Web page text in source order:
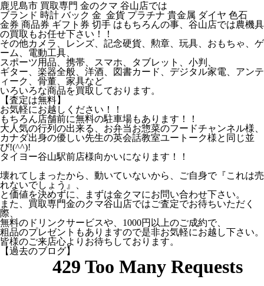
鹿児島市 買取専門 金のクマ 谷山店では
ブランド 時計 バック 金 金貨 プラチナ 貴金属 ダイヤ 色石
金券 商品券 ギフト券 切手 はもちろんの事、谷山店では農機具
の買取もお任せ下さい！！
その他カメラ、レンズ、記念硬貨、勲章、玩具、おもちゃ、ゲ
ーム、電動工具、
スポーツ用品、携帯、スマホ、タブレット、小判、
ギター、楽器全般、洋酒、図書カード、デジタル家電、アンテ
ィーク、骨董、家具など
いろいろな商品を買取しております。
【査定は無料】
お気軽にお越しください！！
もちろん店舗前に無料の駐車場もあります！！
大人気の行列の出来る、お弁当お惣菜のフードチャンネル様、
カナダ出身の優しい先生の英会話教室ユートーク様と同じ並
び!(^^)!
タイヨー谷山駅前店様向かいになります！！
壊れてしまったから、動いていないから、ご自身で『これは売
れないでしょう』、
と価値を決めずに、まずは金クマにお問い合わせ下さい。
また、買取専門金のクマ谷山店ではご査定でお待ちいただく
際、
無料のドリンクサービスや、1000円以上のご成約で、
粗品のプレゼントもありますので是非お気軽にお越し下さい。
皆様のご来店心よりお待ちしております。
【過去のブログ】